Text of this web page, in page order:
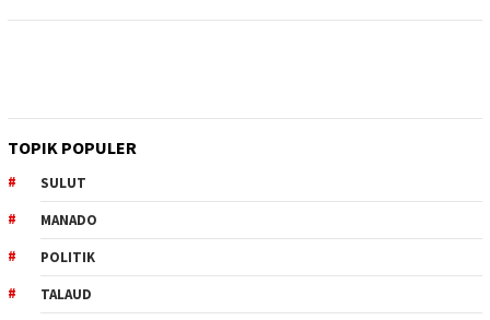
TOPIK POPULER
SULUT
MANADO
POLITIK
TALAUD